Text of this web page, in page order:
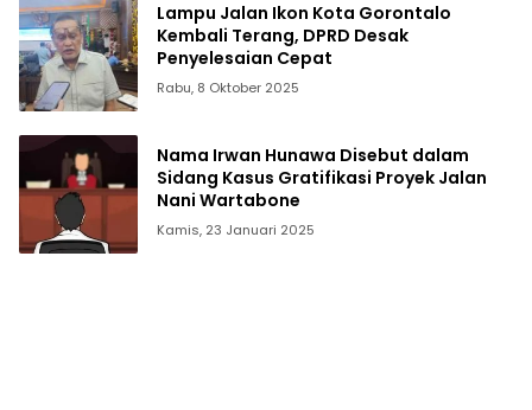
Lampu Jalan Ikon Kota Gorontalo
Kembali Terang, DPRD Desak
Penyelesaian Cepat
Rabu, 8 Oktober 2025
Nama Irwan Hunawa Disebut dalam
Sidang Kasus Gratifikasi Proyek Jalan
Nani Wartabone
Kamis, 23 Januari 2025